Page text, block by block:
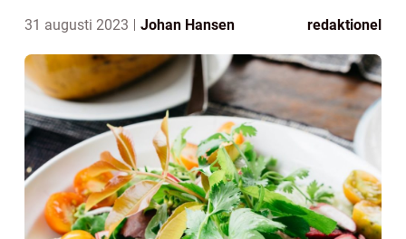
31 augusti 2023 Johan Hansen redaktionel